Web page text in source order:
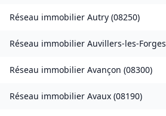
Réseau immobilier Autry (08250)
Réseau immobilier Auvillers-les-Forges
Réseau immobilier Avançon (08300)
Réseau immobilier Avaux (08190)